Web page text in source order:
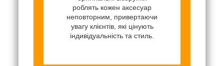
роблять кожен аксесуар
неповторним, привертаючи
увагу клієнтів, які цінують
індивідуальність та стиль.